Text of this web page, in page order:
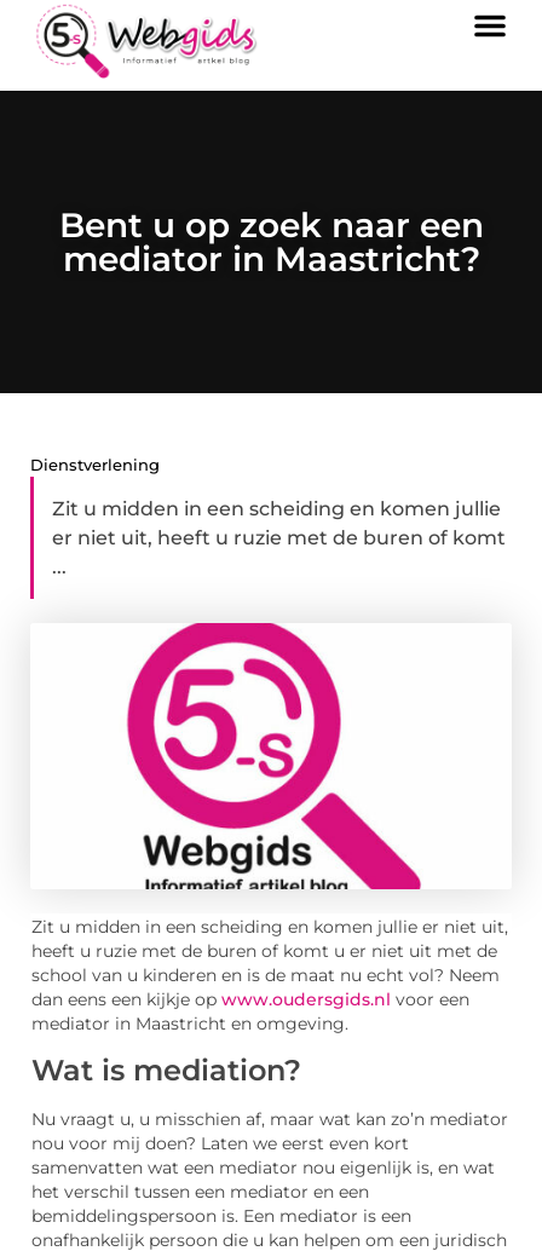
Bent u op zoek naar een
mediator in Maastricht?
Dienstverlening
Zit u midden in een scheiding en komen jullie
er niet uit, heeft u ruzie met de buren of komt
...
Zit u midden in een scheiding en komen jullie er niet uit,
heeft u ruzie met de buren of komt u er niet uit met de
school van u kinderen en is de maat nu echt vol? Neem
dan eens een kijkje op www.oudersgids.nl voor een
mediator in Maastricht en omgeving.
Wat is mediation?
Nu vraagt u, u misschien af, maar wat kan zo’n mediator
nou voor mij doen? Laten we eerst even kort
samenvatten wat een mediator nou eigenlijk is, en wat
het verschil tussen een mediator en een
bemiddelingspersoon is. Een mediator is een
onafhankelijk persoon die u kan helpen om een juridisch